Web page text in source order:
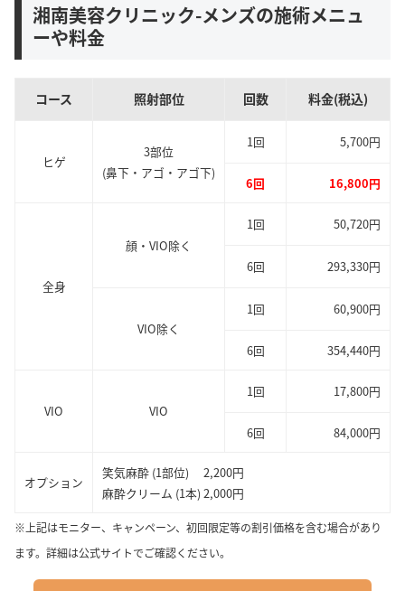
湘南美容クリニック-メンズの施術メニュ
ーや料金
コース 照射部位 回数 料金(税込)
ヒゲ
3部位
(鼻下・アゴ・アゴ下)
1回 5,700円
6回 16,800円
全身
顔・VIO除く
1回 50,720円
6回 293,330円
VIO除く
1回 60,900円
6回 354,440円
VIO VIO
1回 17,800円
6回 84,000円
オプション
笑気麻酔 (1部位) 2,200円
麻酔クリーム (1本) 2,000円
※上記はモニター、キャンペーン、初回限定等の割引価格を含む場合があり
ます。詳細は公式サイトでご確認ください。